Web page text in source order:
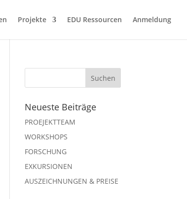
Projekte EDU Ressourcen Anmeldung
Neueste Beiträge
PROEJEKTTEAM
WORKSHOPS
FORSCHUNG
EXKURSIONEN
AUSZEICHNUNGEN & PREISE